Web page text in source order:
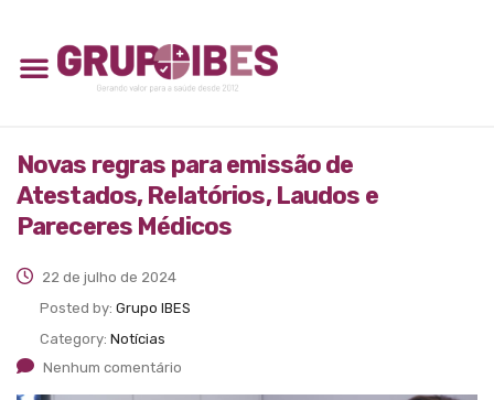
Novas regras para emissão de
Atestados, Relatórios, Laudos e
Pareceres Médicos
22 de julho de 2024
Posted by: Grupo IBES
Category: Notícias
Nenhum comentário